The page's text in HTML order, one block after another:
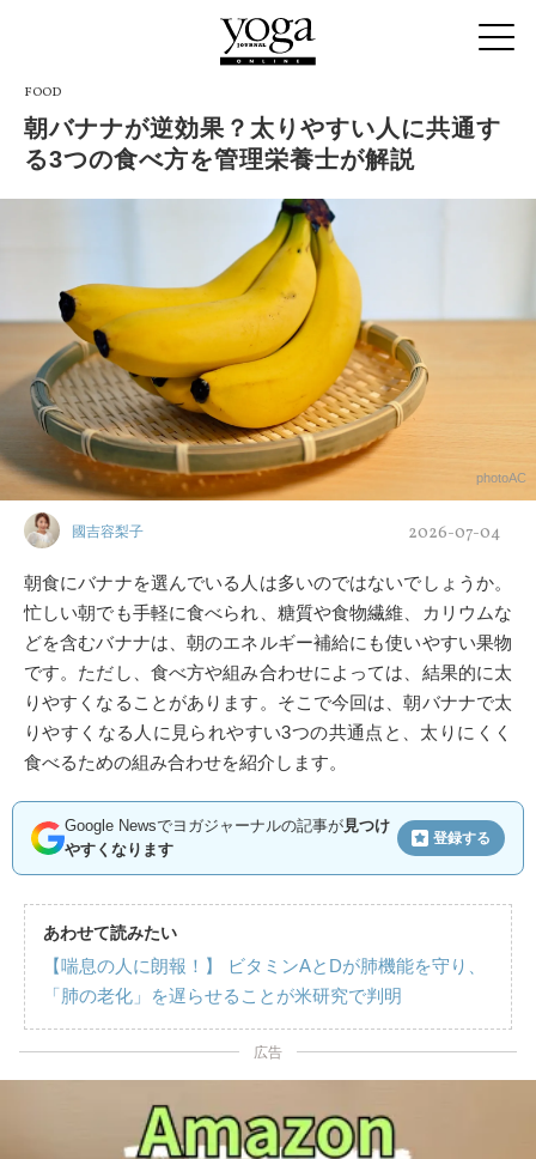
FOOD
朝バナナが逆効果？太りやすい人に共通す
る3つの食べ方を管理栄養士が解説
photoAC
國吉容梨子 2026-07-04
朝食にバナナを選んでいる人は多いのではないでしょうか。
忙しい朝でも手軽に食べられ、糖質や食物繊維、カリウムな
どを含むバナナは、朝のエネルギー補給にも使いやすい果物
です。ただし、食べ方や組み合わせによっては、結果的に太
りやすくなることがあります。そこで今回は、朝バナナで太
りやすくなる人に見られやすい3つの共通点と、太りにくく
食べるための組み合わせを紹介します。
Google Newsでヨガジャーナルの記事が見つけ
やすくなります
登録する
あわせて読みたい
【喘息の人に朗報！】 ビタミンAとDが肺機能を守り、
「肺の老化」を遅らせることが米研究で判明
広告